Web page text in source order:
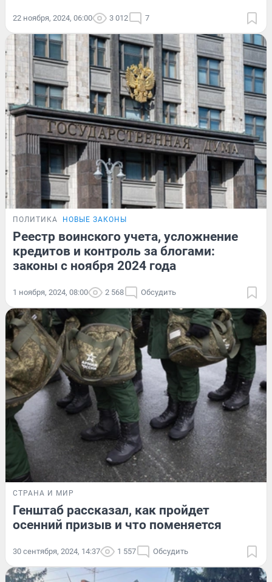
22 ноября, 2024, 06:00 3 012 7
ПОЛИТИКА НОВЫЕ ЗАКОНЫ
Реестр воинского учета, усложнение
кредитов и контроль за блогами:
законы с ноября 2024 года
1 ноября, 2024, 08:00 2 568 Обсудить
СТРАНА И МИР
Генштаб рассказал, как пройдет
осенний призыв и что поменяется
30 сентября, 2024, 14:37 1 557 Обсудить